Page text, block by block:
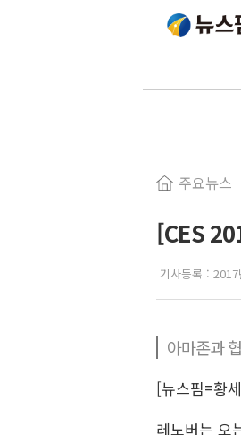
주요뉴스
[CES
기사등록 : 2017
아마존과
[뉴스핌=황
레노버는 오